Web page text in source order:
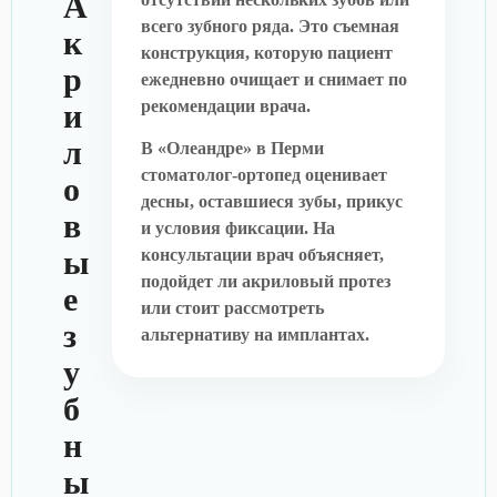
к
р
и
л
о
в
ы
е
з
у
б
н
ы
всего зубного ряда. Это съемная
конструкция, которую пациент
ежедневно очищает и снимает по
рекомендации врача.
В «Олеандре» в Перми
стоматолог-ортопед оценивает
десны, оставшиеся зубы, прикус
и условия фиксации. На
консультации врач объясняет,
подойдет ли акриловый протез
или стоит рассмотреть
альтернативу на имплантах.